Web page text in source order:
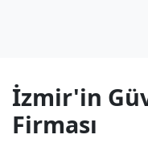
İzmir'in
Firması